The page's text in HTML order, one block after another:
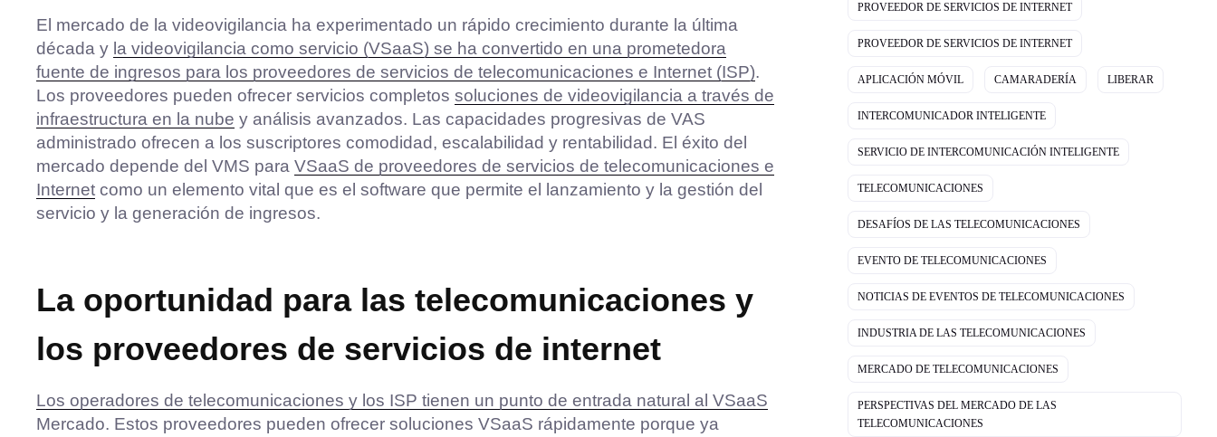
El mercado de la videovigilancia ha experimentado un rápido crecimiento durante la última
década y la videovigilancia como servicio (VSaaS) se ha convertido en una prometedora
fuente de ingresos para los proveedores de servicios de telecomunicaciones e Internet (ISP).
Los proveedores pueden ofrecer servicios completos soluciones de videovigilancia a través de
infraestructura en la nube y análisis avanzados. Las capacidades progresivas de VAS
administrado ofrecen a los suscriptores comodidad, escalabilidad y rentabilidad. El éxito del
mercado depende del VMS para VSaaS de proveedores de servicios de telecomunicaciones e
Internet como un elemento vital que es el software que permite el lanzamiento y la gestión del
servicio y la generación de ingresos.
La oportunidad para las telecomunicaciones y
los proveedores de servicios de internet
Los operadores de telecomunicaciones y los ISP tienen un punto de entrada natural al VSaaS
Mercado. Estos proveedores pueden ofrecer soluciones VSaaS rápidamente porque ya
PROVEEDOR DE SERVICIOS DE INTERNET
PROVEEDOR DE SERVICIOS DE INTERNET
APLICACIÓN MÓVIL CAMARADERÍA LIBERAR
INTERCOMUNICADOR INTELIGENTE
SERVICIO DE INTERCOMUNICACIÓN INTELIGENTE
TELECOMUNICACIONES
DESAFÍOS DE LAS TELECOMUNICACIONES
EVENTO DE TELECOMUNICACIONES
NOTICIAS DE EVENTOS DE TELECOMUNICACIONES
INDUSTRIA DE LAS TELECOMUNICACIONES
MERCADO DE TELECOMUNICACIONES
PERSPECTIVAS DEL MERCADO DE LAS
TELECOMUNICACIONES